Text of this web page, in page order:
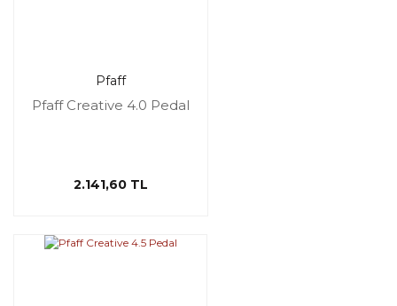
Pfaff
Pfaff Creative 4.0 Pedal
2.141,60 TL